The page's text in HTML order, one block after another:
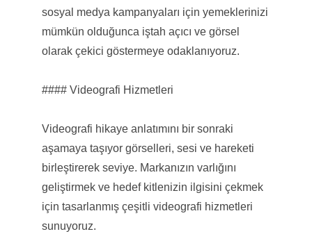
sosyal medya kampanyaları için yemeklerinizi
mümkün olduğunca iştah açıcı ve görsel
olarak çekici göstermeye odaklanıyoruz.
#### Videografi Hizmetleri
Videografi hikaye anlatımını bir sonraki
aşamaya taşıyor görselleri, sesi ve hareketi
birleştirerek seviye. Markanızın varlığını
geliştirmek ve hedef kitlenizin ilgisini çekmek
için tasarlanmış çeşitli videografi hizmetleri
sunuyoruz.